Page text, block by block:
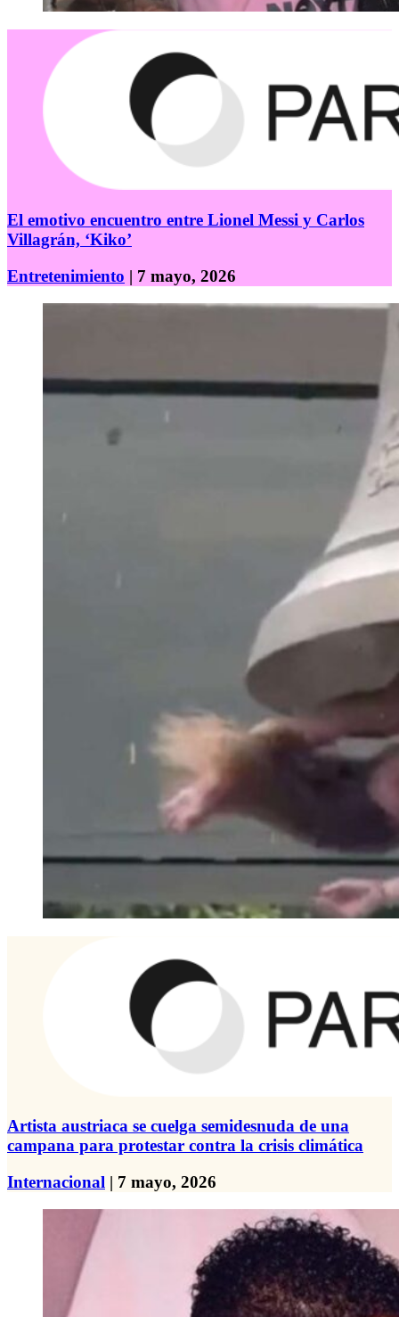
El emotivo encuentro entre Lionel Messi y Carlos
Villagrán, ‘Kiko’
Entretenimiento | 7 mayo, 2026
Artista austriaca se cuelga semidesnuda de una
campana para protestar contra la crisis climática
Internacional | 7 mayo, 2026